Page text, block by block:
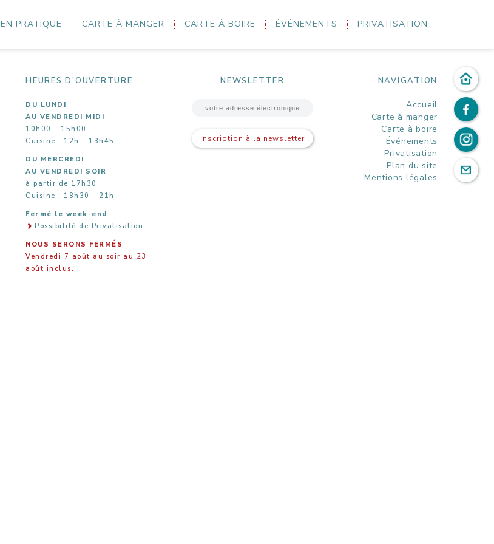
EN PRATIQUE CARTE À MANGER CARTE À BOIRE ÉVÉNEMENTS PRIVATISATION
HEURES D’OUVERTURE
DU LUNDI
AU VENDREDI MIDI
10h00 - 15h00
Cuisine : 12h - 13h45
DU MERCREDI
AU VENDREDI SOIR
à partir de 17h30
Cuisine : 18h30 - 21h
Fermé le week-end
Possibilité de Privatisation
NOUS SERONS FERMÉS
Vendredi 7 août au soir au 23
août inclus.
NEWSLETTER
inscription à la newsletter
NAVIGATION
Accueil
Carte à manger
Carte à boire
Événements
Privatisation
Plan du site
Mentions légales